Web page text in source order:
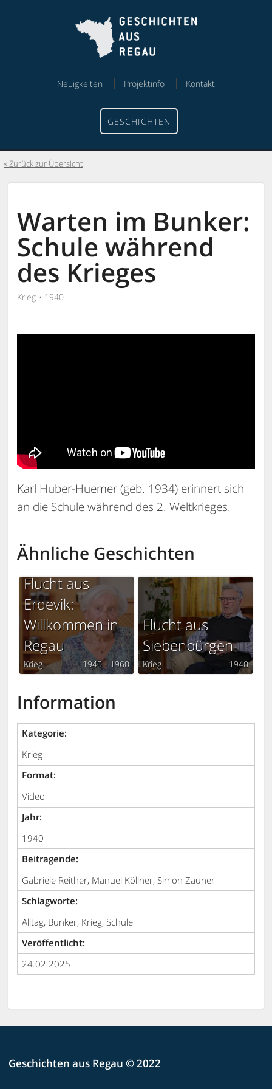
Neuigkeiten Projektinfo Kontakt
GESCHICHTEN
Zurück zur Übersicht
Warten im Bunker:
Schule während
des Krieges
Krieg 1940
Karl Huber-Huemer (geb. 1934) erinnert sich
an die Schule während des 2. Weltkrieges.
Ähnliche Geschichten
Flucht aus
Erdevik:
Willkommen in
Regau
Krieg 1940 - 1960
Flucht aus
Siebenbürgen
Krieg 1940
Information
Kategorie:
Krieg
Format:
Video
Jahr:
1940
Beitragende:
Gabriele Reither, Manuel Köllner, Simon Zauner
Schlagworte:
Alltag, Bunker, Krieg, Schule
Veröffentlicht:
24.02.2025
Geschichten aus Regau © 2022